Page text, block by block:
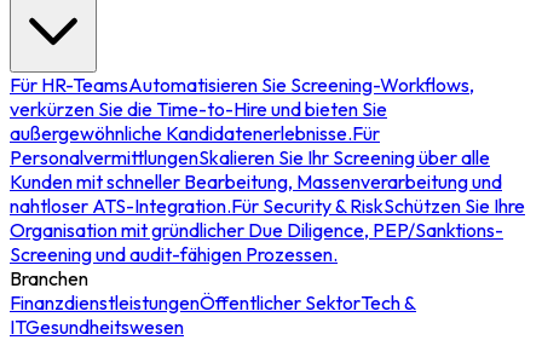
Für HR-TeamsAutomatisieren Sie Screening-Workflows,
verkürzen Sie die Time-to-Hire und bieten Sie
außergewöhnliche Kandidatenerlebnisse.Für
PersonalvermittlungenSkalieren Sie Ihr Screening über alle
Kunden mit schneller Bearbeitung, Massenverarbeitung und
nahtloser ATS-Integration.Für Security & RiskSchützen Sie Ihre
Organisation mit gründlicher Due Diligence, PEP/Sanktions-
Screening und audit-fähigen Prozessen.
Branchen
FinanzdienstleistungenÖffentlicher SektorTech &
ITGesundheitswesen